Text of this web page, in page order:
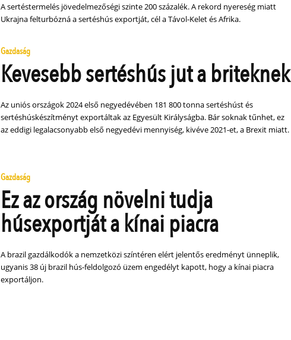
A sertéstermelés jövedelmezőségi szinte 200 százalék. A rekord nyereség miatt
Ukrajna felturbózná a sertéshús exportját, cél a Távol-Kelet és Afrika.
Gazdaság
Kevesebb sertéshús jut a briteknek
Az uniós országok 2024 első negyedévében 181 800 tonna sertéshúst és
sertéshúskészítményt exportáltak az Egyesült Királyságba. Bár soknak tűnhet, ez
az eddigi legalacsonyabb első negyedévi mennyiség, kivéve 2021-et, a Brexit miatt.
Gazdaság
Ez az ország növelni tudja
húsexportját a kínai piacra
A brazil gazdálkodók a nemzetközi színtéren elért jelentős eredményt ünneplik,
ugyanis 38 új brazil hús-feldolgozó üzem engedélyt kapott, hogy a kínai piacra
exportáljon.